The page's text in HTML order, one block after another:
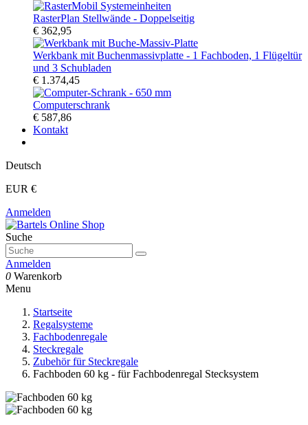
RasterPlan Stellwände - Doppelseitig
€ 362,95
Werkbank mit Buchenmassivplatte - 1 Fachboden, 1 Flügeltür
und 3 Schubladen
€ 1.374,45
Computerschrank
€ 587,86
Kontakt
Deutsch
EUR €
Anmelden
Suche
Anmelden
0 Warenkorb
Menu
Startseite
Regalsysteme
Fachbodenregale
Steckregale
Zubehör für Steckregale
Fachboden 60 kg - für Fachbodenregal Stecksystem